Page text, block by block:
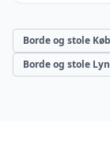
Borde og stole
Borde og stole